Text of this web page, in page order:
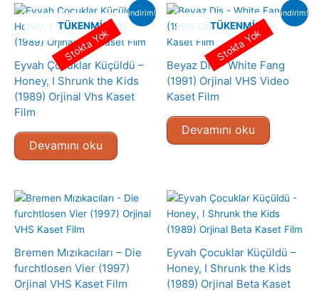
indirim!
TÜKENMIŞ
Eyvah Çocuklar Küçüldü –
Honey, I Shrunk the Kids
(1989) Orjinal Vhs Kaset
Film
Devamını oku
Stokta Yok
indirim!
TÜKENMIŞ
Beyaz Diş – White Fang
(1991) Orjinal VHS Video
Kaset Film
Devamını oku
Stokta Yok
Bremen Mızıkacıları – Die
furchtlosen Vier (1997)
Orjinal VHS Kaset Film
Eyvah Çocuklar Küçüldü –
Honey, I Shrunk the Kids
(1989) Orjinal Beta Kaset